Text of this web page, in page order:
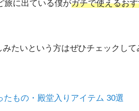
旅に出ている僕がガチで使えるお
たいという方はぜひチェックして
たもの・殿堂入りアイテム 30選